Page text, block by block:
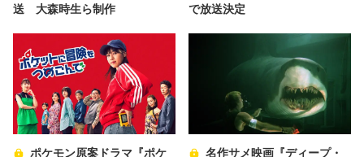
送 大森時生ら制作 で放送決定
ポケモン原案ドラマ『ポケ
名作サメ映画『ディープ・